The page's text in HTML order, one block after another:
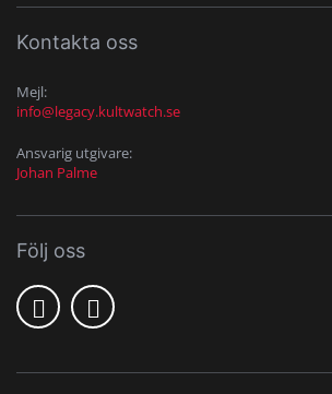
Kontakta oss
Mejl:
info@legacy.kultwatch.se
Ansvarig utgivare:
Johan Palme
Följ oss